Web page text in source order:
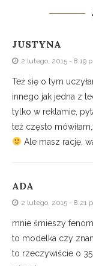
JUSTYNA
2 lutego, 2015 - 8:19
Też się o tym
innego jak jedna z
tylko w reklamie,
też często
Ale masz rację,
ADA
2 lutego, 2015 - 8:21
mnie śmieszy
to modelka czy
to rzeczywiście o